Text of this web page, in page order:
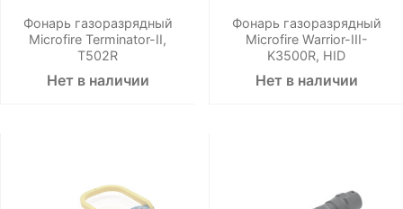
Фонарь газоразрядный
Microfire Terminator-II,
T502R
Нет в наличии
Фонарь газоразрядный
Microfire Warrior-III-
K3500R, HID
Нет в наличии